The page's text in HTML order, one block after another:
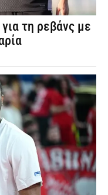
τη ρεβάνς με